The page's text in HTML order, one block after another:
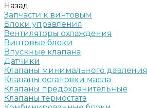
Назад
Запчасти к винтовым
Блоки управления
Вентиляторы охлаждения
Винтовые блоки
Впускные клапана
Датчики
Клапаны минимального давления
Клапаны остановки масла
Клапаны предохранительные
Клапаны термостата